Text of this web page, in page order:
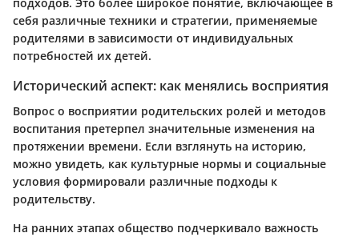
себя различные техники и стратегии, применяемые
родителями в зависимости от индивидуальных
потребностей их детей.
Исторический аспект: как менялись восприятия
Вопрос о восприятии родительских ролей и методов
воспитания претерпел значительные изменения на
протяжении времени. Если взглянуть на историю,
можно увидеть, как культурные нормы и социальные
условия формировали различные подходы к
родительству.
На ранних этапах общество подчеркивало важность